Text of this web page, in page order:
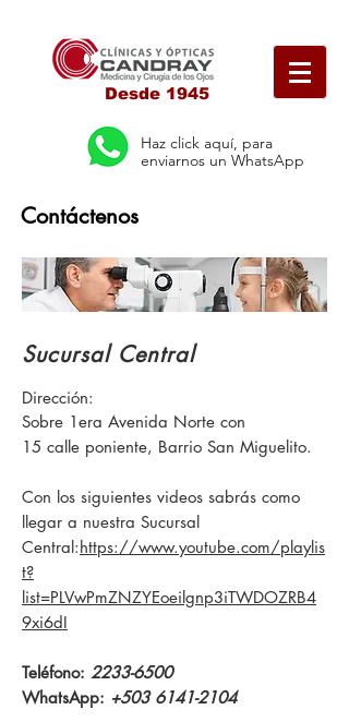
Desde 1945
Haz click aquí, para
enviarnos un WhatsApp
Contáctenos
Sucursal Central
Dirección:
Sobre 1era Avenida Norte con
15 calle poniente, Barrio San Miguelito.
Con los siguientes videos sabrás como
llegar a nuestra Sucursal
Central:https://www.youtube.com/playlis
t?
list=PLVwPmZNZYEoeilgnp3iTWDOZRB4
9xi6dI
Teléfono: 2233-6500
WhatsApp: +503 6141-2104